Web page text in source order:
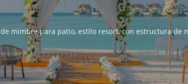
mimbre para patio, estilo resort, con estructura de